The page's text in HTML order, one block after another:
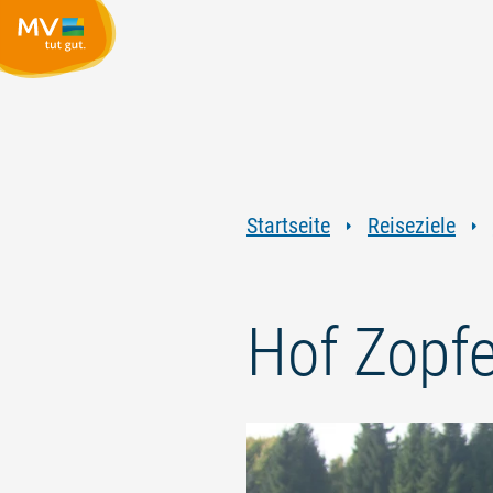
Startseite Reiseziele
Hof